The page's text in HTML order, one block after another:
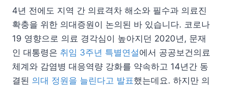
4년 전에도 지역 간 의료격차 해소와 필수과 의료진
확충을 위한 의대증원이 논의된 바 있습니다. 코로나
19 영향으로 의료 경각심이 높아지던 2020년, 문재
인 대통령은 취임 3주년 특별연설에서 공공보건의료
체계와 감염병 대응역량 강화를 약속하고 14년간 동
결된 의대 정원을 늘린다고 발표했는데요. 하지만 의